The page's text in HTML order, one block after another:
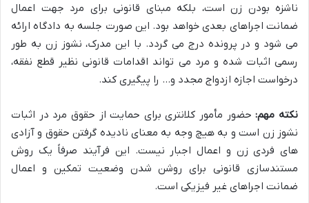
ناشزه بودن زن است، بلکه مبنای قانونی برای مرد جهت اعمال
ضمانت اجراهای بعدی خواهد بود. این صورت جلسه به دادگاه ارائه
می شود و در پرونده درج می گردد. با این مدرک، نشوز زن به طور
رسمی اثبات شده و مرد می تواند اقدامات قانونی نظیر قطع نفقه،
درخواست اجازه ازدواج مجدد و… را پیگیری کند.
نکته مهم:حضور مأمور کلانتری برای حمایت از حقوق مرد در اثبات
نشوز زن است و به هیچ وجه به معنای نادیده گرفتن حقوق و آزادی
های فردی زن و اعمال اجبار نیست. این فرآیند صرفاً یک روش
مستندسازی قانونی برای روشن شدن وضعیت تمکین و اعمال
ضمانت اجراهای غیر فیزیکی است.